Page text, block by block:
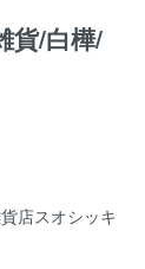
貨/白樺/
店スオシッキ